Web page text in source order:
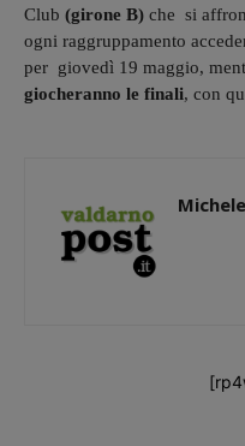
Club (girone B) che si
ogni raggruppamento
per giovedì 19 maggio,
giocheranno le finali, con